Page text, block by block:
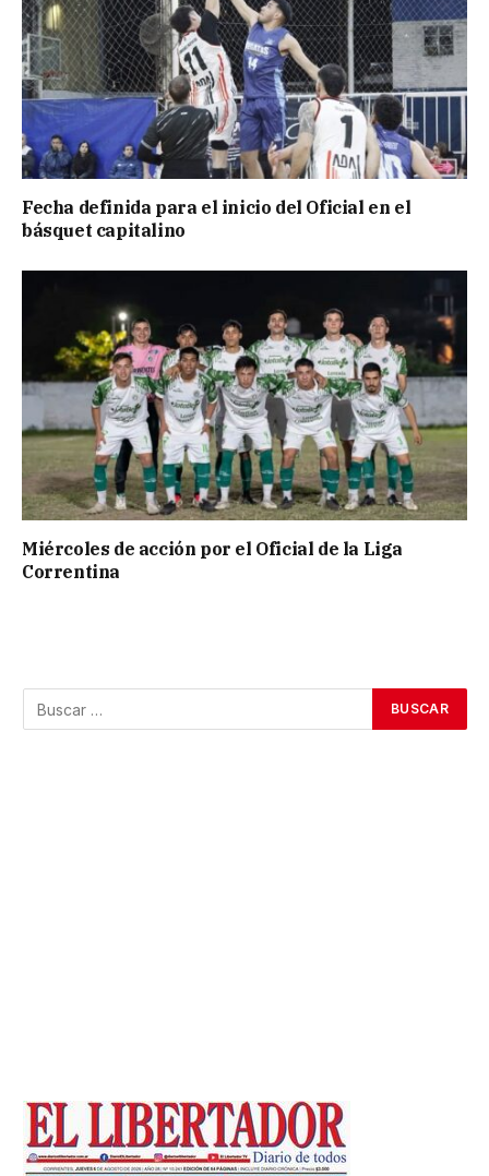
Fecha definida para el inicio del Oficial en el
básquet capitalino
Miércoles de acción por el Oficial de la Liga
Correntina